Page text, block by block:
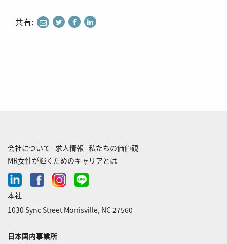
共有:
shareshareshare
会社について 求人情報 私たちの価値観
MR女性が輝くためのキャリアとは
linkedinfacebookinstagram
line-
本社
1030 Sync Street Morrisville, NC 27560
日本国内事業所